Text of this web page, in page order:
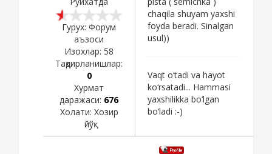
Гурух: Форум
аъзоси
Изохлар: 58
Тақдирланишлар:
0
Хурмат
даражаси: 676
Холати: Хозир
йўқ
chaqila shuyam yaxshi
foyda beradi. Sinalgan
usul))
Vaqt o‘tadi va hayot
ko‘rsatadi... Hammasi
yaxshilikka bo‘lgan
bo‘ladi :-)